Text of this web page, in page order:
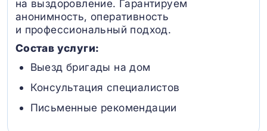
на выздоровление. Гарантируем
анонимность, оперативность
и профессиональный подход.
Состав услуги:
Выезд бригады на дом
Консультация специалистов
Письменные рекомендации